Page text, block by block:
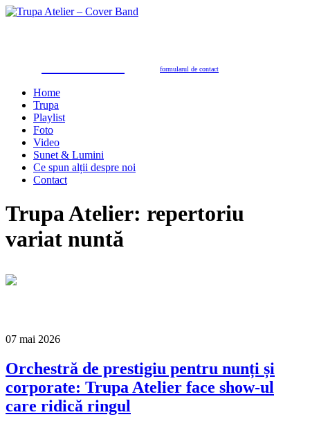
formularul de contact
Home
Trupa
Playlist
Foto
Video
Sunet & Lumini
Ce spun alții despre noi
Contact
Trupa Atelier: repertoriu
variat nuntă
07 mai 2026
Orchestră de prestigiu pentru nunți și
corporate: Trupa Atelier face show-ul
care ridică ringul